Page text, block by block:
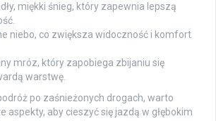
miękki śnieg, który zapewnia lepszą
niebo, co zwiększa widoczność i komfort
mróz, który zapobiega zbijaniu się
warstwę.
po zaśnieżonych drogach, warto
aspekty, aby cieszyć się jazdą w głębokim